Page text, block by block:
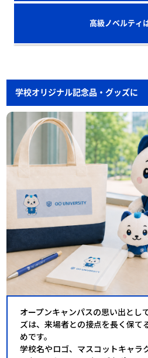
高級ノベルティ
学校オリジナル記念品・グッズに
オープンキャンパスの思い出とし
ズは、来場者との接点を長く保て
めです。
学校名やロゴ、マスコットキャラ